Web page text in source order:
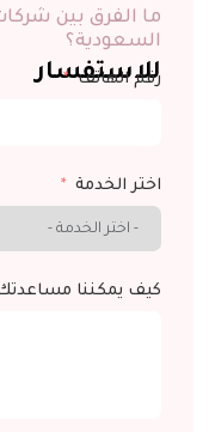
ما الفرق بين
السعودية؟
للاستفسار
رقم الهاتف
اختر الخدمة
كيف يمكننا